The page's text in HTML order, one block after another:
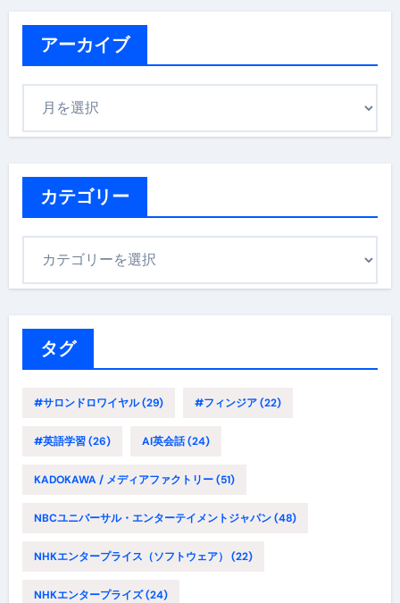
アーカイブ
カテゴリー
タグ
#サロンドロワイヤル(29) #フィンジア(22)
#英語学習(26) AI英会話(24)
KADOKAWA / メディアファクトリー(51)
NBCユニバーサル・エンターテイメントジャパン(48)
NHKエンタープライス（ソフトウェア） (22)
NHKエンタープライズ(24)